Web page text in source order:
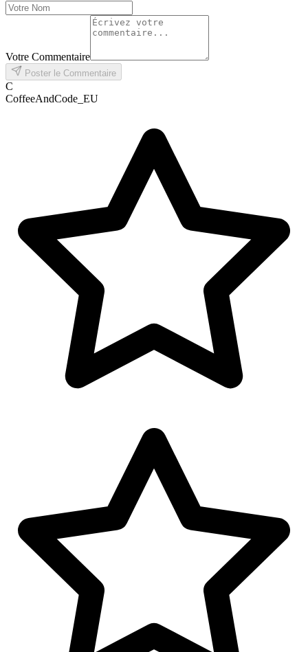
Votre Commentaire
Poster le Commentaire
C
CoffeeAndCode_EU